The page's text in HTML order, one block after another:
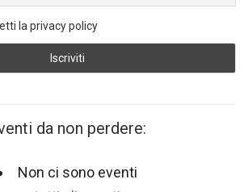
la privacy policy
da non perdere:
Non ci sono eventi